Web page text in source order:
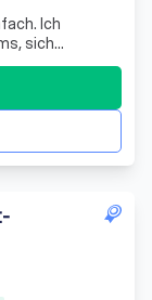
Ich
sich
gemeinsame